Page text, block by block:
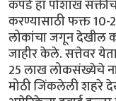
कपडे हा पोशाख
करण्यासाठी फक्त
लोकांचा जगून देखील
जाहीर केले. सत्तेवर
25 लाख लोकसंख्येचे
मोठी जिंकलेली शहरे